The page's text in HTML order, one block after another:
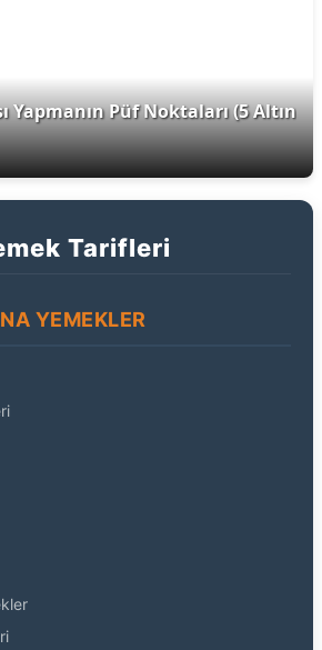
Yapmanın Püf Noktaları (5 Altın
Tarifleri
YEMEKLER